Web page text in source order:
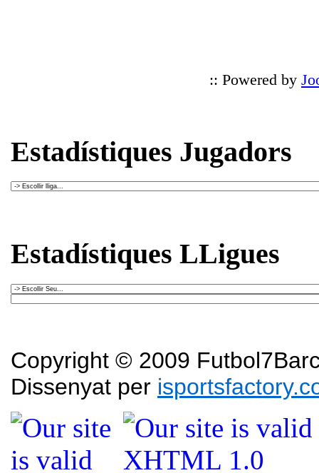
:: Powered by
Estadístiques Jugadors
Estadístiques LLigues
Copyright © 2009
Dissenyat per